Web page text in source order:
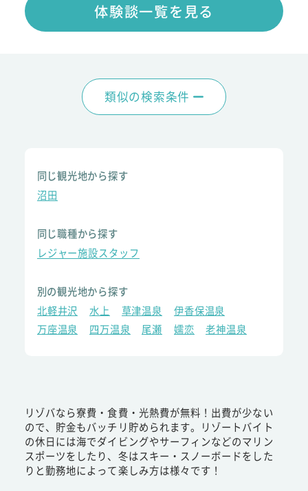
体験談一覧を見る
類似の検索条件
同じ観光地から探す
沼田
同じ職種から探す
レジャー施設スタッフ
別の観光地から探す
北軽井沢
水上 草津温泉
伊香保温泉
万座温泉
四万温泉 尾瀬 嬬恋 老神温泉
リゾバなら寮費・食費・光熱費が無料！出費が少ない
ので、貯金もバッチリ貯められます。リゾートバイト
の休日には海でダイビングやサーフィンなどのマリン
スポーツをしたり、冬はスキー・スノーボードをした
りと勤務地によって楽しみ方は様々です！